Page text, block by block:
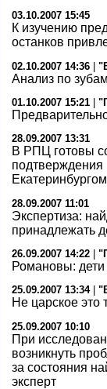
03.10.2007 15:45
К изучению
останков
02.10.2007 14:36 |
Анализ по
01.10.2007 15:21
28.09.2007 13:31
В РПЦ готовы
28.09.2007 11:01
Экспертиза:
принадлежать
26.09.2007 14:22
Романовы:
25.09.2007 13:34|
Не царское это
25.09.2007 10:10
При
возникнуть
за состояния
эксперт